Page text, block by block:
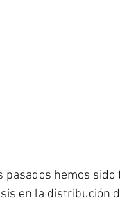
pasados hemos
en la distribución